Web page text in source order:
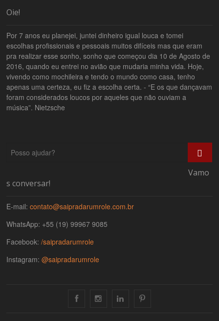
Oie!
Por 7 anos eu planejei, juntei dinheiro igual louca e tomei
escolhas profissionais e pessoais muitos difíceis mas que eram
pra realizar esse sonho, sonho que começou dia 10 de Agosto de
2016, quando eu entrei no avião que mudaria minha vida. Hoje,
vivendo como mochileira e tendo o mundo como casa, tenho
apenas uma certeza, eu fiz a escolha certa. - “E os que dançavam
foram considerados loucos por aqueles que não ouviam a
música”. Nietzsche
ajudar?
Vamo
s conversar!
E-mail:contato@saipradarumrole.com.br
WhatsApp: +55 (19) 99967 9085
Facebook:/saipradarumrole
Instagram:@saipradarumrole
FacebookInstagram
LinkedinPinterest